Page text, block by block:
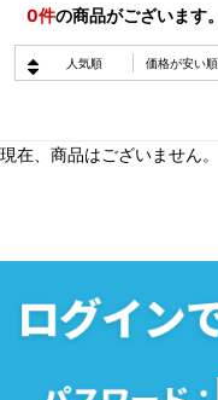
0件の商品がございます。
人気順 価格が安い順
現在、商品はございません。